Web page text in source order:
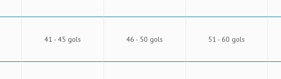
41 - 45 gols 46 - 50 gols 51 - 60 gols